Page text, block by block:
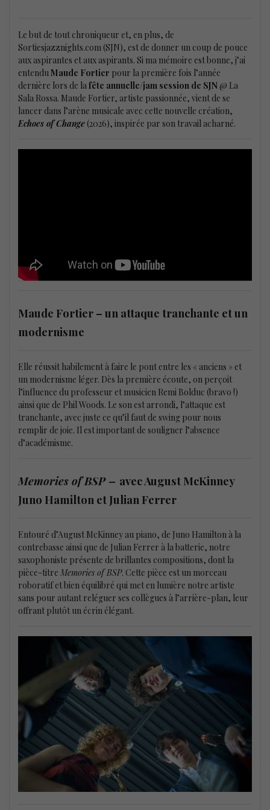
Le but de tout chroniqueur et, en plus, de
Sortiesjazznights.com (SJN), est de donner un coup de pouce
aux aspirantes et aux aspirants. Si ma mémoire est bonne, j’ai
entenduMaude Fortier pour la première fois l’année
dernière lors de lafête annuelle/jam session de SJN @ La
Sala Rossa. Maude Fortier, artiste passionnée, vient de se
lancer dans l’arène musicale avec cette nouvelle création,
Echoes of Change (2026), inspirée par son travail acharné.
Maude Fortier – un attaque tranchante et un
modernisme
Elle réussit habilement à faire le pont entre les « anciens » et
un modernisme léger. Dès la première écoute, on perçoit
l’influence du professeur et musicien Remi Bolduc (bravo !)
ainsi que de Phil Woods. Le son est arrondi, l’attaque est
tranchante, avec juste ce qu’il faut de swing pour nous
remplir de joie. Il est important de souligner l’absence
d’académisme.
Memories of BSP – avec August McKinney
Juno Hamilton et Julian Ferrer
Entouré d’August McKinney au piano, de Juno Hamilton à la
contrebasse ainsi que de Julian Ferrer à la batterie, notre
saxophoniste présente de brillantes compositions, dont la
pièce-titre Memories of BSP. Cette pièce est un morceau
roboratif et bien équilibré qui met en lumière notre artiste
sans pour autant reléguer ses collègues à l’arrière-plan, leur
offrant plutôt un écrin élégant.